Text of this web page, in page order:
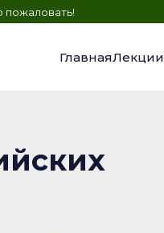
пожаловать!
ГлавнаяЛекции